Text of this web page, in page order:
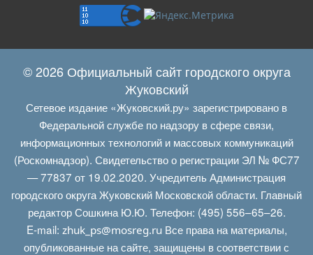
© 2026 Официальный сайт городского округа
Жуковский
Сетевое издание «Жуковский.ру» зарегистрировано в
Федеральной службе по надзору в сфере связи,
информационных технологий и массовых коммуникаций
(Роскомнадзор). Свидетельство о регистрации ЭЛ № ФС77
— 77837 от 19.02.2020. Учредитель Администрация
городского округа Жуковский Московской области. Главный
редактор Сошкина Ю.Ю. Телефон: (495) 556–65–26.
E‑mail: zhuk_ps@mosreg.ruВсе права на материалы,
опубликованные на сайте, защищены в соответствии с